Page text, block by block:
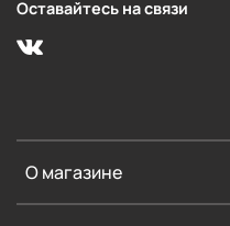
О магазине
Оставайтесь на связи